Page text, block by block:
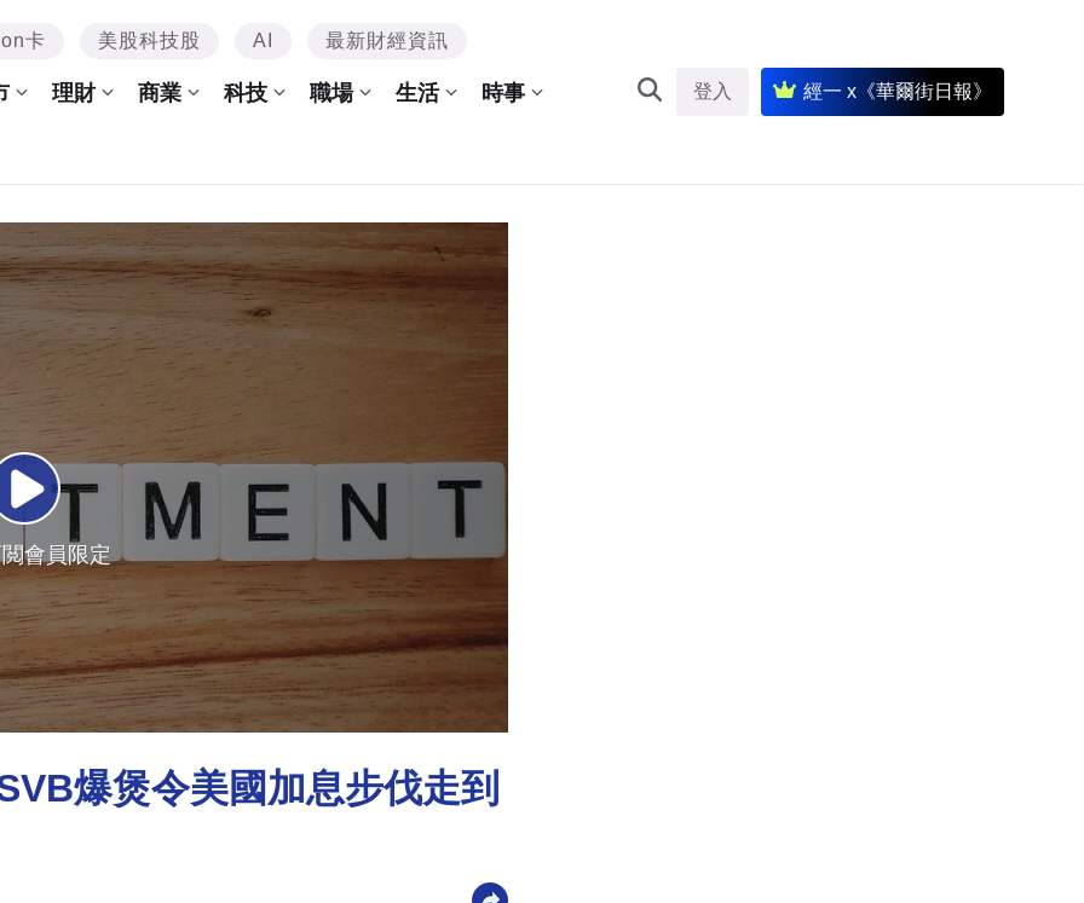
卡 美股科技股 AI 最新財經資訊
理財 商業 科技 職場 生活 時事 登入 經一 x《華爾街日報》
會員限定
爆煲令美國加息步伐走到